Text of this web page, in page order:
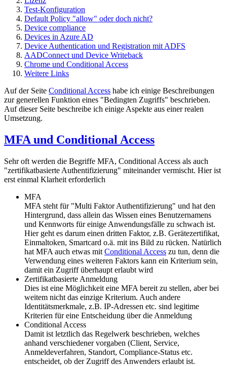
Test-Konfiguration
Default Policy "allow" oder doch nicht?
Device compliance
Devices in Azure AD
Device Authentication und Registration mit ADFS
AADConnect und Device Writeback
Chrome und Conditional Access
Weitere Links
Auf der Seite Conditional Access habe ich einige Beschreibungen
zur generellen Funktion eines "Bedingten Zugriffs" beschrieben.
Auf dieser Seite beschreibe ich einige Aspekte aus einer realen
Umsetzung.
MFA und Conditional Access
Sehr oft werden die Begriffe MFA, Conditional Access als auch
"zertifikatbasierte Authentifizierung" miteinander vermischt. Hier ist
erst einmal Klarheit erforderlich
MFA
MFA steht für "Multi Faktor Authentifizierung" und hat den
Hintergrund, dass allein das Wissen eines Benutzernamens
und Kennworts für einige Anwendungsfälle zu schwach ist.
Hier geht es darum einen dritten Faktor, z.B. Gerätezertifikat,
Einmaltoken, Smartcard o.ä. mit ins Bild zu rücken. Natürlich
hat MFA auch etwas mit Conditional Access zu tun, denn die
Verwendung eines weiteren Faktors kann ein Kriterium sein,
damit ein Zugriff überhaupt erlaubt wird
Zertifikatbasierte Anmeldung
Dies ist eine Möglichkeit eine MFA bereit zu stellen, aber bei
weitem nicht das einzige Kriterium. Auch andere
Identitätsmerkmale, z.B. IP-Adressen etc. sind legitime
Kriterien für eine Entscheidung über die Anmeldung
Conditional Access
Damit ist letztlich das Regelwerk beschrieben, welches
anhand verschiedener vorgaben (Client, Service,
Anmeldeverfahren, Standort, Compliance-Status etc.
entscheidet, ob der Zugriff des Anwenders erlaubt ist.